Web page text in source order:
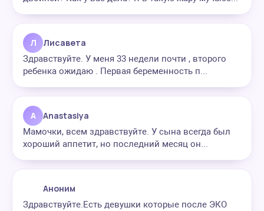
Л Лисавета
Здравствуйте. У меня 33 недели почти , второго
ребенка ожидаю . Первая беременность п...
A Anastasiya
Мамочки, всем здравствуйте. У сына всегда был
хороший аппетит, но последний месяц он...
Аноним
Здравствуйте.Есть девушки которые после ЭКО